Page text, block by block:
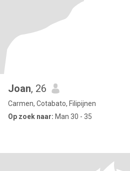
Joan, 26
Carmen, Cotabato, Filipijnen
Op zoek naar: Man 30 - 35